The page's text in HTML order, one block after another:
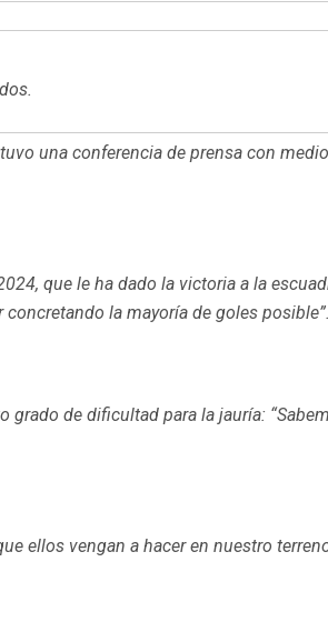
una conferencia de prensa con
que le ha dado la victoria a la
la mayoría de goles posible”.
de dificultad para la jauría:
ellos vengan a hacer en nuestro